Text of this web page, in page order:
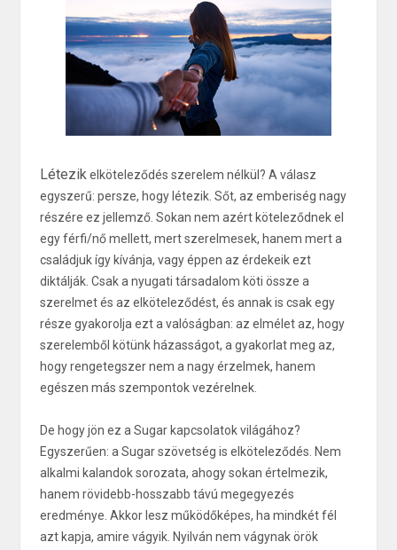
Létezikelköteleződés szerelem nélkül? A válasz
egyszerű: persze, hogy létezik. Sőt, az emberiség nagy
részére ez jellemző. Sokan nem azért köteleződnek el
egy férfi/nő mellett, mert szerelmesek, hanem mert a
családjuk így kívánja, vagy éppen az érdekeik ezt
diktálják. Csak a nyugati társadalom köti össze a
szerelmet és az elköteleződést, és annak is csak egy
része gyakorolja ezt a valóságban: az elmélet az, hogy
szerelemből kötünk házasságot, a gyakorlat meg az,
hogy rengetegszer nem a nagy érzelmek, hanem
egészen más szempontok vezérelnek.
De hogy jön ez a Sugar kapcsolatok világához?
Egyszerűen: a Sugar szövetség is elköteleződés. Nem
alkalmi kalandok sorozata, ahogy sokan értelmezik,
hanem rövidebb-hosszabb távú megegyezés
eredménye. Akkor lesz működőképes, ha mindkét fél
azt kapja, amire vágyik. Nyilván nem vágynak örök